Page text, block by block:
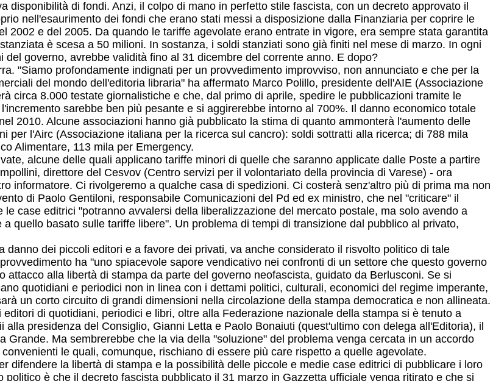
di fondi. Anzi, il colpo di mano in perfetto stile fascista, con un decreto approvato il
nell'esaurimento dei fondi che erano stati messi a disposizione dalla Finanziaria per coprire le
2002 e del 2005. Da quando le tariffe agevolate erano entrate in vigore, era sempre stata garantita
è scesa a 50 milioni. In sostanza, i soldi stanziati sono già finiti nel mese di marzo. In ogni
governo, avrebbe validità fino al 31 dicembre del corrente anno. E dopo?
"Siamo profondamente indignati per un provvedimento improvviso, non annunciato e che per la
del mondo dell'editoria libraria" ha affermato Marco Polillo, presidente dell'AIE (Associazione
circa 8.000 testate giornalistiche e che, dal primo di aprile, spedire le pubblicazioni tramite le
sarebbe ben più pesante e si aggirerebbe intorno al 700%. Il danno economico totale
2010. Alcune associazioni hanno già pubblicato la stima di quanto ammonterà l'aumento delle
per l'Airc (Associazione italiana per la ricerca sul cancro): soldi sottratti alla ricerca; di 788 mila
Alimentare, 113 mila per Emergency.
alcune delle quali applicano tariffe minori di quelle che saranno applicate dalle Poste a partire
direttore del Cesvov (Centro servizi per il volontariato della provincia di Varese) - ora
informatore. Ci rivolgeremo a qualche casa di spedizioni. Ci costerà senz'altro più di prima ma non
di Paolo Gentiloni, responsabile Comunicazioni del Pd ed ex ministro, che nel "criticare" il
case editrici "potranno avvalersi della liberalizzazione del mercato postale, ma solo avendo a
quello basato sulle tariffe libere". Un problema di tempi di transizione dal pubblico al privato,
dei piccoli editori e a favore dei privati, va anche considerato il risvolto politico di tale
ha "uno spiacevole sapore vendicativo nei confronti di un settore che questo governo
alla libertà di stampa da parte del governo neofascista, guidato da Berlusconi. Se si
quotidiani e periodici non in linea con i dettami politici, culturali, economici del regime imperante,
un corto circuito di grandi dimensioni nella circolazione della stampa democratica e non allineata.
di quotidiani, periodici e libri, oltre alla Federazione nazionale della stampa si è tenuto a
presidenza del Consiglio, Gianni Letta e Paolo Bonaiuti (quest'ultimo con delega all'Editoria), il
Ma sembrerebbe che la via della "soluzione" del problema venga cercata in un accordo
le quali, comunque, rischiano di essere più care rispetto a quelle agevolate.
difendere la libertà di stampa e la possibilità delle piccole e medie case editrici di pubblicare i loro
è che il decreto fascista pubblicato il 31 marzo in Gazzetta ufficiale venga ritirato e che si